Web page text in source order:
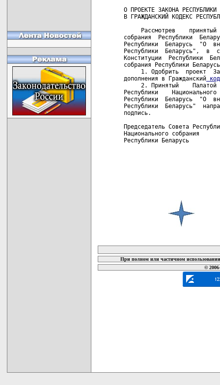
О ПРОЕКТЕ ЗАКОНА
В ГРАЖДАНСКИЙ КОДЕКС
Рассмотрев    принятый
собрания  Республики
Республики  Беларусь  "О
Республики  Беларусь",  в
Конституции  Республики
собрания Республики
1. Одобрить  проект
дополнения в Гражданский
2. Принятый    Палатой
Республики
Республики  Беларусь  "О
Республики  Беларусь"
подпись.
Председатель Совета
Национального собрания
Республики Беларусь
При полном или частичном
©